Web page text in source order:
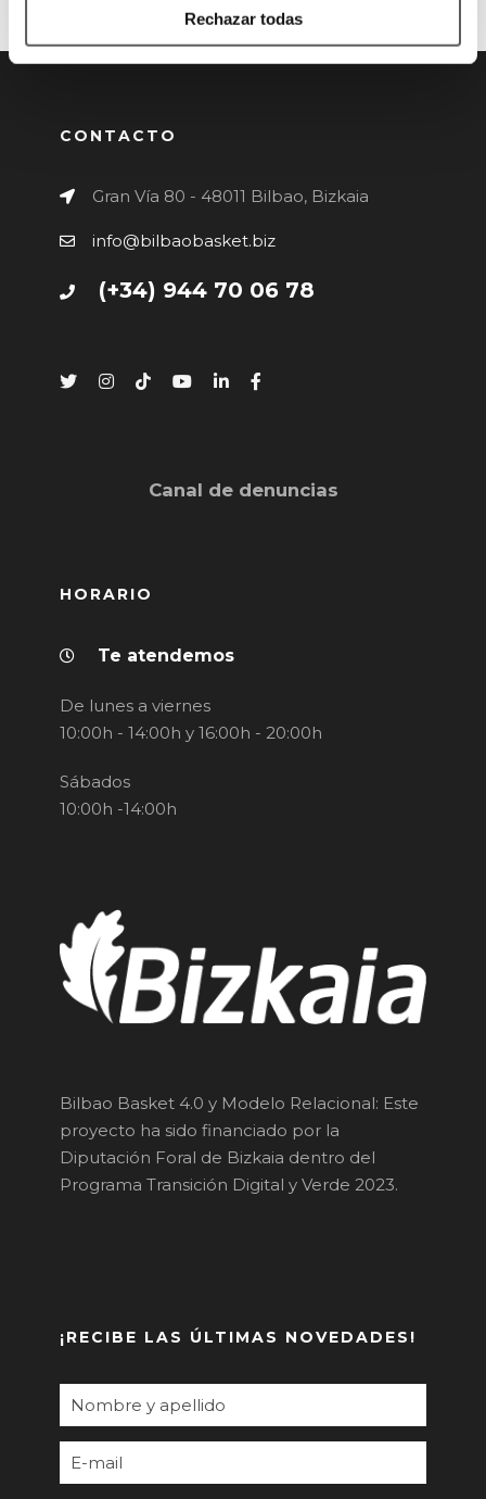
Rechazar todas
CONTACTO
Gran Vía 80 - 48011 Bilbao, Bizkaia
info@bilbaobasket.biz
(+34) 944 70 06 78
Canal de denuncias
HORARIO
Te atendemos
De lunes a viernes
10:00h - 14:00h y 16:00h - 20:00h
Sábados
10:00h -14:00h
Bilbao Basket 4.0 y Modelo Relacional: Este
proyecto ha sido financiado por la
Diputación Foral de Bizkaia dentro del
Programa Transición Digital y Verde 2023.
¡RECIBE LAS ÚLTIMAS NOVEDADES!